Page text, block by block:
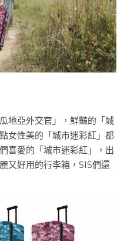
地亞外交官」，鮮豔的「城
女性美的「城市迷彩紅」都
喜愛的「城市迷彩紅」，出
又好用的行李箱，SIS們還